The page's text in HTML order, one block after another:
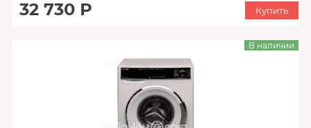
32 730 Р Купить
В наличии